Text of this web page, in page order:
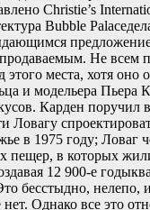
Christie’s
Bubble
Не всем
этого места, хотя оно
и модельера Пьера
Карден поручил
Ловагу
в 1975 году; Ловаг
пещер, в которых
12 900-е
бесстыдно, нелепо,
Однако все это